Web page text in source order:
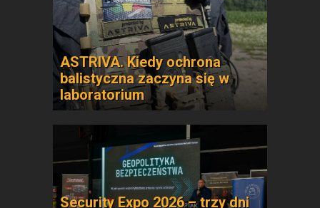
ASTRIVA. Kiedy ochrona
balistyczna zaczyna się w
laboratorium
Security Expo 2026 – trzy dni